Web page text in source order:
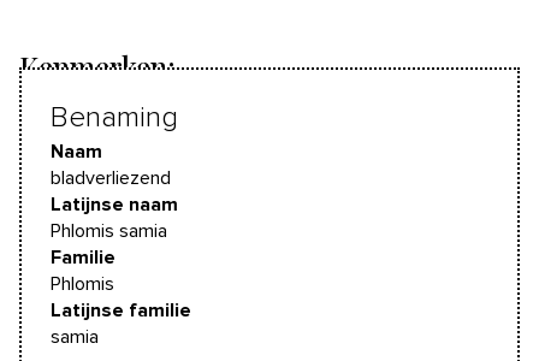
Kenmerken:
Benaming
Naam
bladverliezend
Latijnse naam
Phlomis samia
Familie
Phlomis
Latijnse familie
samia